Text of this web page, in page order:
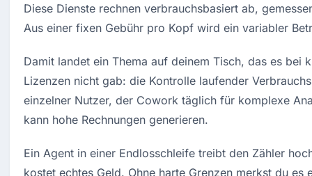
Diese Dienste rechnen verbrauchsbasiert ab,
Aus einer fixen Gebühr pro Kopf wird ein variabler
Damit landet ein Thema auf deinem Tisch, das es bei
Lizenzen nicht gab: die Kontrolle laufender
einzelner Nutzer, der Cowork täglich für komplexe
kann hohe Rechnungen generieren.
Ein Agent in einer Endlosschleife treibt den Zähler
kostet echtes Geld. Ohne harte Grenzen merkst du es